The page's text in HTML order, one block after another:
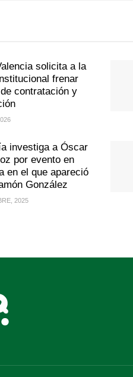
solicita a la
frenar
contratación y
investiga a Óscar
por evento en
en el que apareció
González
2025